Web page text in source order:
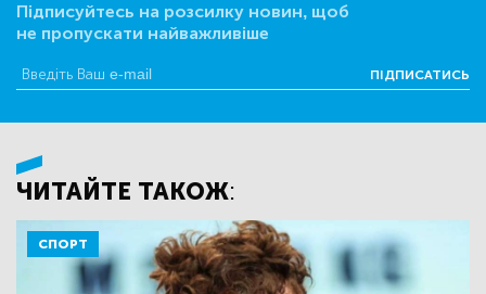
Підписуйтесь на розсилку новин, щоб
не пропускати найважливіше
ПІДПИСАТИСЬ
ЧИТАЙТЕ ТАКОЖ:
СПОРТ